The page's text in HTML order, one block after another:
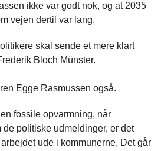
ikke var godt nok, og at 2035
vejen dertil var lang.
skal sende et mere klart
Bloch Münster.
Egge Rasmussen også.
fossile opvarmning, når
politiske udmeldinger, er det
ude i kommunerne, Det går